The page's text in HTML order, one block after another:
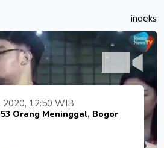
indeks
2020, 12:50 WIB
Orang Meninggal, Bogor